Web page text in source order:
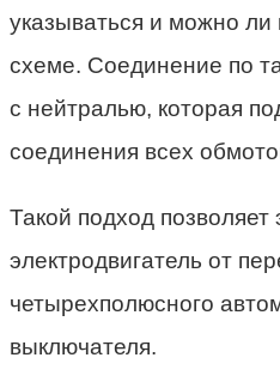
указываться и можно ли
схеме. Соединение по
с нейтралью, которая
соединения всех
Такой подход
электродвигатель от
четырехполюсного
выключателя.